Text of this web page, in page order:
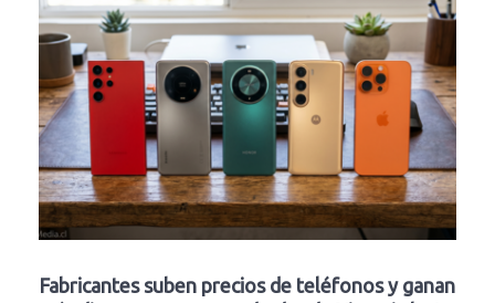
Fabricantes suben precios de teléfonos y ganan